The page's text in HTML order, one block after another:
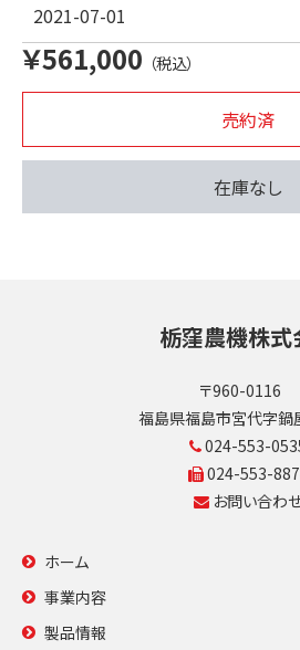
2021-07-01
￥561,000 （税込）
売約済
在庫なし
栃窪農機株式
〒960-0116
福島県福島市宮代字鍋
024-553-
024-553-
お問い合わ
ホーム
事業内容
製品情報